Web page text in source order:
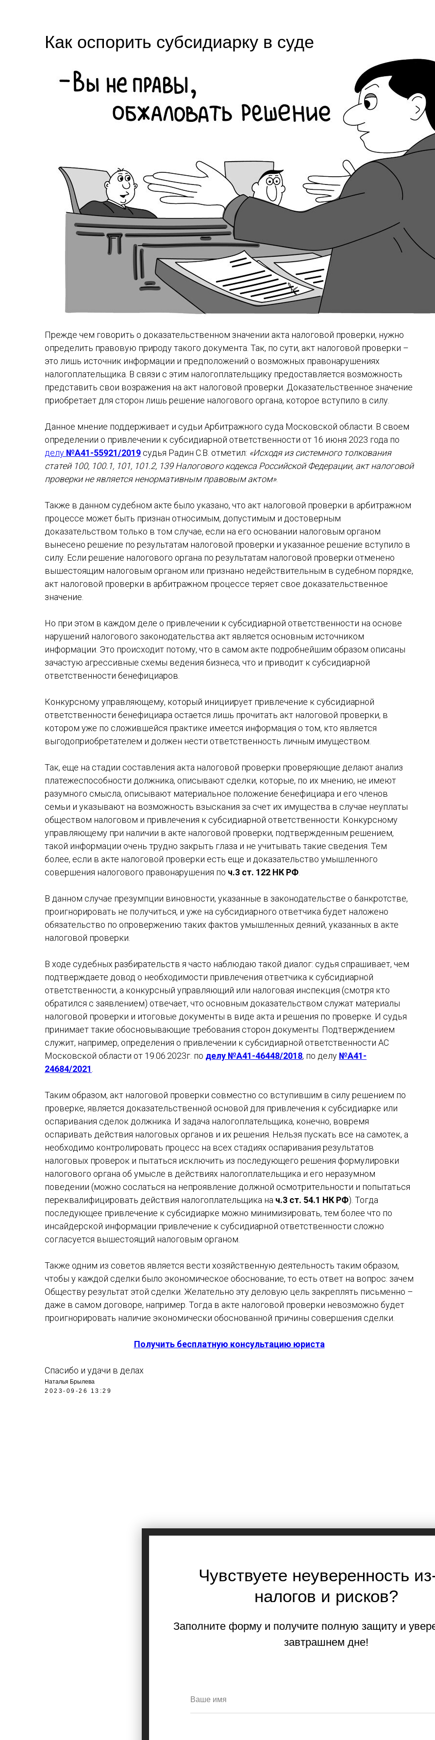
Как оспорить субсидиарку в суде
Прежде чем говорить о доказательственном значении акта налоговой проверки, нужно
определить правовую природу такого документа. Так, по сути, акт налоговой проверки –
это лишь источник информации и предположений о возможных правонарушениях
налогоплательщика. В связи с этим налогоплательщику предоставляется возможность
представить свои возражения на акт налоговой проверки. Доказательственное значение
приобретает для сторон лишь решение налогового органа, которое вступило в силу.
Данное мнение поддерживает и судьи Арбитражного суда Московской области. В своем
определении о привлечении к субсидиарной ответственности от 16 июня 2023 года по
делу №А41-55921/2019 судья Радин С.В. отметил: «Исходя из системного толкования
статей 100, 100.1, 101, 101.2, 139 Налогового кодекса Российской Федерации, акт налоговой
проверки не является ненормативным правовым актом».
Также в данном судебном акте было указано, что акт налоговой проверки в арбитражном
процессе может быть признан относимым, допустимым и достоверным
доказательством только в том случае, если на его основании налоговым органом
вынесено решение по результатам налоговой проверки и указанное решение вступило в
силу. Если решение налогового органа по результатам налоговой проверки отменено
вышестоящим налоговым органом или признано недействительным в судебном порядке,
акт налоговой проверки в арбитражном процессе теряет свое доказательственное
значение.
Но при этом в каждом деле о привлечении к субсидиарной ответственности на основе
нарушений налогового законодательства акт является основным источником
информации. Это происходит потому, что в самом акте подробнейшим образом описаны
зачастую агрессивные схемы ведения бизнеса, что и приводит к субсидиарной
ответственности бенефициаров.
Конкурсному управляющему, который инициирует привлечение к субсидиарной
ответственности бенефициара остается лишь прочитать акт налоговой проверки, в
котором уже по сложившейся практике имеется информация о том, кто является
выгодоприобретателем и должен нести ответственность личным имуществом.
Так, еще на стадии составления акта налоговой проверки проверяющие делают анализ
платежеспособности должника, описывают сделки, которые, по их мнению, не имеют
разумного смысла, описывают материальное положение бенефициара и его членов
семьи и указывают на возможность взыскания за счет их имущества в случае неуплаты
обществом налоговом и привлечения к субсидиарной ответственности. Конкурсному
управляющему при наличии в акте налоговой проверки, подтвержденным решением,
такой информации очень трудно закрыть глаза и не учитывать такие сведения. Тем
более, если в акте налоговой проверки есть еще и доказательство умышленного
совершения налогового правонарушения по ч.3 ст. 122 НК РФ
В данном случае презумпции виновности, указанные в законодательстве о банкротстве,
проигнорировать не получиться, и уже на субсидиарного ответчика будет наложено
обязательство по опровержению таких фактов умышленных деяний, указанных в акте
налоговой проверки.
В ходе судебных разбирательств я часто наблюдаю такой диалог: судья спрашивает, чем
подтверждаете довод о необходимости привлечения ответчика к субсидиарной
ответственности, а конкурсный управляющий или налоговая инспекция (смотря кто
обратился с заявлением) отвечает, что основным доказательством служат материалы
налоговой проверки и итоговые документы в виде акта и решения по проверке. И судья
принимает такие обосновывающие требования сторон документы. Подтверждением
служит, например, определения о привлечении к субсидиарной ответственности АС
Московской области от 19.06.2023г. по делу №А41-46448/2018, по делу №А41-
24684/2021
Таким образом, акт налоговой проверки совместно со вступившим в силу решением по
проверке, является доказательственной основой для привлечения к субсидиарке или
оспаривания сделок должника. И задача налогоплательщика, конечно, вовремя
оспаривать действия налоговых органов и их решения. Нельзя пускать все на самотек, а
необходимо контролировать процесс на всех стадиях оспаривания результатов
налоговых проверок и пытаться исключить из последующего решения формулировки
налогового органа об умысле в действиях налогоплательщика и его неразумном
поведении (можно сослаться на непроявление должной осмотрительности и попытаться
переквалифицировать действия налогоплательщика на ч.3 ст. 54.1 НК РФ). Тогда
последующее привлечение к субсидиарке можно минимизировать, тем более что по
инсайдерской информации привлечение к субсидиарной ответственности сложно
согласуется вышестоящий налоговым органом.
Также одним из советов является вести хозяйственную деятельность таким образом,
чтобы у каждой сделки было экономическое обоснование, то есть ответ на вопрос: зачем
Обществу результат этой сделки. Желательно эту деловую цель закреплять письменно –
даже в самом договоре, например. Тогда в акте налоговой проверки невозможно будет
проигнорировать наличие экономически обоснованной причины совершения сделки.
Получить бесплатную консультацию юриста
Спасибо и удачи в делах
Наталья Брылева
2023-09-26 13:29
Чувствуете неуверенность
налогов и рисков?
Заполните форму и получите полную защиту и
завтрашнем дне!